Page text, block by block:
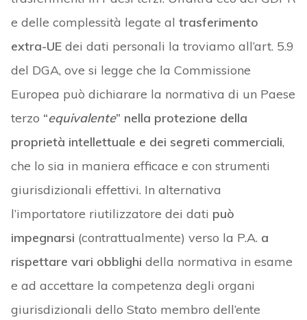
e delle complessità legate al trasferimento
extra-UEdei dati personali la troviamo all’art. 5.9
del DGA, ove si legge che la Commissione
Europea può dichiarare la normativa di un Paese
terzo “equivalente” nella protezione della
proprietà intellettuale e dei segreti commerciali,
che lo sia in maniera efficace e con strumenti
giurisdizionali effettivi. In alternativa
l’importatore riutilizzatore dei dati può
impegnarsi (contrattualmente) verso la P.A. a
rispettare vari obblighi della normativa in esame
e ad accettare la competenza degli organi
giurisdizionali dello Stato membro dell’ente